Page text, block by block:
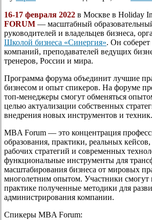
16-17 февраля 2022 в Москве в Holiday
FORUM — масштабный
руководителей и владельцев бизнеса,
Школой бизнеса «Синергия». Он соберет
компаний, преподавателей ведущих
тренеров, России и мира.
Программа форума объединит лучшие
бизнесом и опыт спикеров. На форуме
топ-менеджеры смогут обменяться
целью актуализации собственных
внедрения новых инструментов и техник.
MBA Forum — это концентрация
образования, практики, реальных
рабочих стратегий и современных
функциональные инструменты для
масштабирования бизнеса от мировых
многолетним опытом. Участники смогут
практике полученные методики для
администрирования компании.
Спикеры MBA Forum: